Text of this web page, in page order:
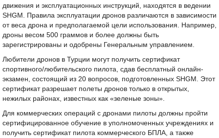
движения и эксплуатационных инструкций, находятся в ведении
SHGM. Правила эксплуатации дронов различаются в зависимости
от веса дрона и предполагаемой цели использования. Например,
дроны весом 500 граммов и более должны быть
зарегистрированы и одобрены Генеральным управлением.
Любители дронов в Турции могут получить сертификат
спортивного/любительского пилота, сдав бесплатный онлайн-
экзамен, состоящий из 20 вопросов, подготовленных SHGM. Этот
сертификат разрешает полеты дронов только в открытых,
нежилых районах, известных как «зеленые зоны».
Для коммерческих операций с дронами пилоты должны пройти
сертифицированное обучение в уполномоченных учреждениях и
получить сертификат пилота коммерческого БПЛА, а также